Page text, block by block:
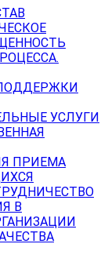
УСЛУГИ
ПРИЕМА
В